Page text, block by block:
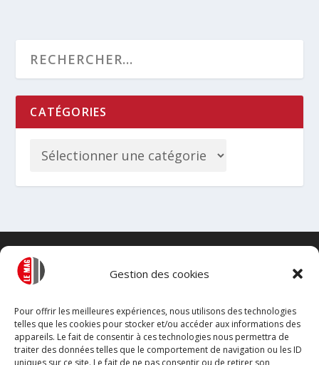
Gestion des cookies
Pour offrir les meilleures expériences, nous utilisons des technologies
telles que les cookies pour stocker et/ou accéder aux informations des
appareils. Le fait de consentir à ces technologies nous permettra de
traiter des données telles que le comportement de navigation ou les ID
uniques sur ce site. Le fait de ne pas consentir ou de retirer son
CATÉGORIES